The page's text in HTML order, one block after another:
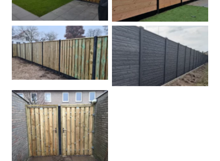
Hout beton schuttingen Rots motief antraciet
Tuindeur grenen